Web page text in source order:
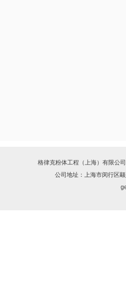
格律克粉体工程（上海）有限公司
公司地址：上海市闵行区